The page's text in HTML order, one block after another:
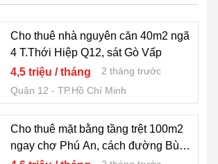
Cho thuê nhà nguyên căn 40m2 ngã
4 T.Thới Hiệp Q12, sát Gò Vấp
4,5 triệu / tháng
2 tháng trước
Quận 12
TP.Hồ Chí Minh
Cho thuê mặt bằng tầng trệt 100m2
ngay chợ Phú An, cách đường Bùi